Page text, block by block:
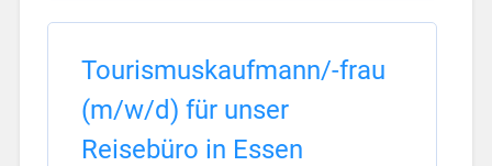
Tourismuskaufmann/-frau
(m/w/d) für unser
Reisebüro in Essen